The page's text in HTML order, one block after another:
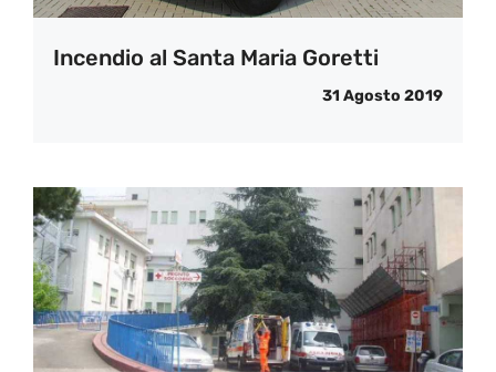
Incendio al Santa Maria Goretti
31 Agosto 2019